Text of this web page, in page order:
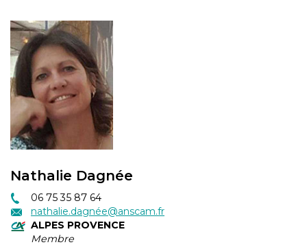
Nathalie Dagnée
06 75 35 87 64
nathalie.dagnée@anscam.fr
ALPES PROVENCE
Membre